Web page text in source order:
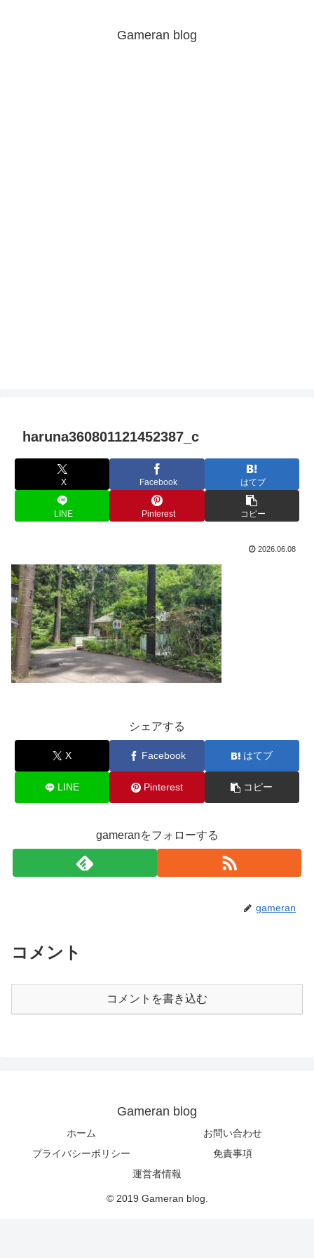
Gameran blog
haruna360801121452387_c
X Facebook はてブ
LINE Pinterest コピー
2026.06.08
シェアする
X Facebook はてブ
LINE Pinterest コピー
gameranをフォローする
gameran
コメント
コメントを書き込む
Gameran blog
ホーム
お問い合わせ
プライバシーポリシー
免責事項
運営者情報
© 2019 Gameran blog.